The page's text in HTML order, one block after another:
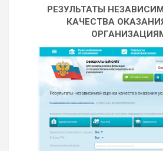
РЕЗУЛЬТАТЫ
КАЧЕСТВА